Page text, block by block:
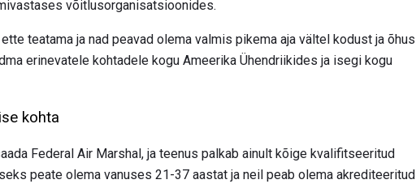
võitlusorganisatsioonides.
teatama ja nad peavad olema valmis pikema aja vältel kodust ja õhus
erinevatele kohtadele kogu Ameerika Ühendriikides ja isegi kogu
kohta
Federal Air Marshal, ja teenus palkab ainult kõige kvalifitseeritud
peate olema vanuses 21-37 aastat ja neil peab olema akrediteeritud